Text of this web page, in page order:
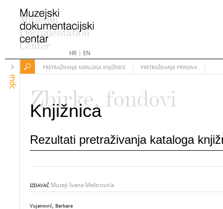
HR| EN
mdc
PRETRAŽIVANJE KATALOGA KNJIŽNICE PRETRAŽIVANJE PRINOVA
Zbirke, fondovi
Knjižnica
Rezultati pretraživanja kataloga
IZDAVAČ Muzeji Ivana Meštrovića
Vujanović, Barbara